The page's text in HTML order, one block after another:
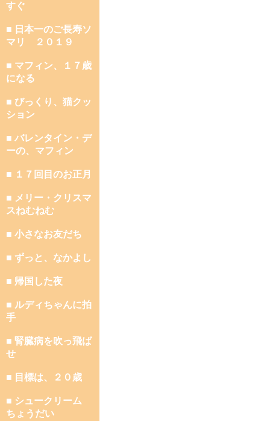
すぐ
■ 日本一のご長寿ソ
マリ ２０１９
■ マフィン、１７歳
になる
■ びっくり、猫クッ
ション
■ バレンタイン・デ
ーの、マフィン
■ １７回目のお正月
■ メリー・クリスマ
スねむねむ
■ 小さなお友だち
■ ずっと、なかよし
■ 帰国した夜
■ ルディちゃんに拍
手
■ 腎臓病を吹っ飛ば
せ
■ 目標は、２０歳
■ シュークリーム
ちょうだい